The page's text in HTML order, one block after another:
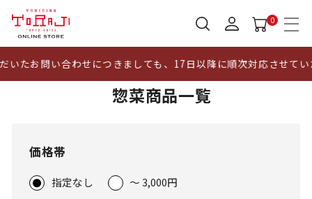
0
合わせにつきましても、17日以降に順次対応させていただき
惣菜商品一覧
価格帯
指定なし
～ 3,000円